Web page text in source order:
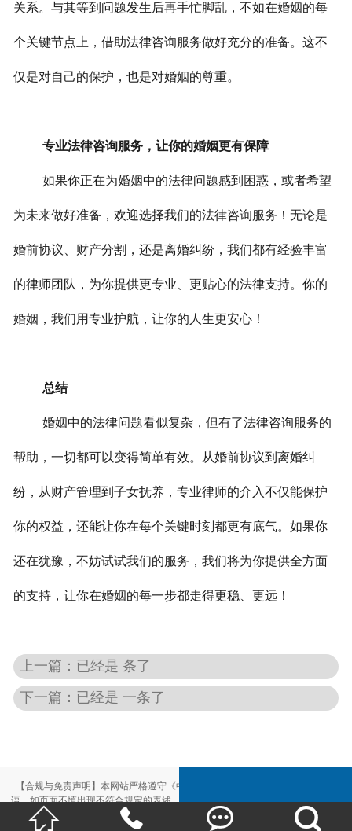
关系。与其等到问题发生后再手忙脚乱，不如在婚姻的每
个关键节点上，借助法律咨询服务做好充分的准备。这不
仅是对自己的保护，也是对婚姻的尊重。
专业法律咨询服务，让你的婚姻更有保障
如果你正在为婚姻中的法律问题感到困惑，或者希望
为未来做好准备，欢迎选择我们的法律咨询服务！无论是
婚前协议、财产分割，还是离婚纠纷，我们都有经验丰富
的律师团队，为你提供更专业、更贴心的法律支持。你的
婚姻，我们用专业护航，让你的人生更安心！
总结
婚姻中的法律问题看似复杂，但有了法律咨询服务的
帮助，一切都可以变得简单有效。从婚前协议到离婚纠
纷，从财产管理到子女抚养，专业律师的介入不仅能保护
你的权益，还能让你在每个关键时刻都更有底气。如果你
还在犹豫，不妨试试我们的服务，我们将为你提供全方面
的支持，让你在婚姻的每一步都走得更稳、更远！
上一篇：已经是 条了
下一篇：已经是 一条了
   
【合规与免责声明】本网站严格遵守《中华人民共和国广告法》，尽力规范用
语。如页面不慎出现不符合规定的表述，敬请联系我们，将立即更正；相关内容
仅供参考，不构成交易依据。